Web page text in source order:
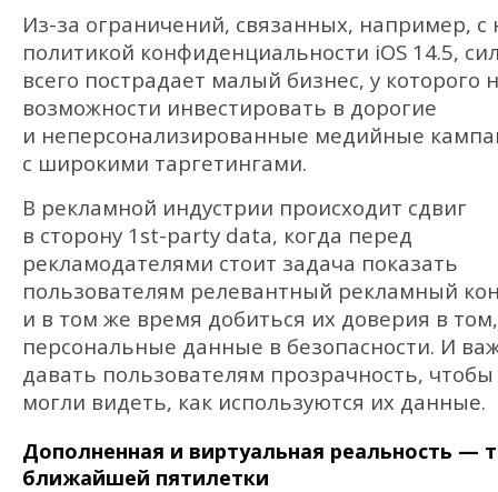
Из-за ограничений, связанных, например, с
политикой конфиденциальности iOS 14.5,
всего пострадает малый бизнес, у которого
возможности инвестировать в дорогие
и неперсонализированные медийные
с широкими таргетингами.
В рекламной индустрии происходит сдвиг
в сторону 1st-party data, когда перед
рекламодателями стоит задача показать
пользователям релевантный рекламный
и в том же время добиться их доверия в
персональные данные в безопасности. И
давать пользователям прозрачность,
могли видеть, как используются их данные.
Дополненная и виртуальная реальность —
ближайшей пятилетки